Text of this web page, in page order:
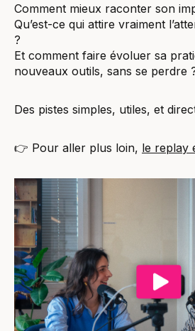
Comment mieux raconter son
Qu’est-ce qui attire vraiment
?
Et comment faire évoluer sa
nouveaux outils, sans se perdre
Des pistes simples, utiles, et
👉 Pour aller plus loin, le replay